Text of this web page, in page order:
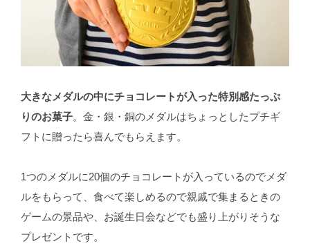
大きなメダルの中にチョコレートが入った特別感たっぷ
りのお菓子。金・銀・銅のメダルはちょっとしたプチギ
フトに贈ったら喜んでもらえます。
1つのメダルに20個のチョコレートが入っているのでメダ
ルをもらって、食べて楽しめるので親戚で集まるときの
ゲームの景品や、お誕生日会などでも盛り上がりそうな
プレゼントです。